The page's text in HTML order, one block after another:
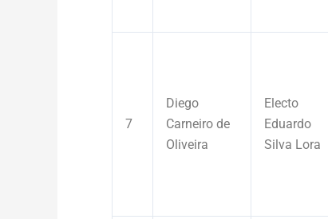
7
Diego
Carneiro de
Oliveira
Electo
Eduardo
Silva Lora